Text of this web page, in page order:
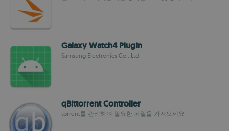
Galaxy Watch4 Plugin
Samsung Electronics Co., Ltd.
qBittorrent Controller
torrent를 관리하여 필요한 파일을 가져오세요